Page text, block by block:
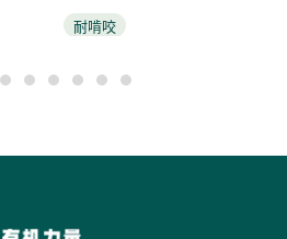
耐啃咬
3 4 5 6 7 8